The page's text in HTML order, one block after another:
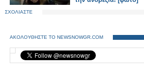
ΣΧΟΛΙΑΣΤΕ
ΑΚΟΛΟΥΘΗΣΤΕ ΤΟ NEWSNOWGR.COM